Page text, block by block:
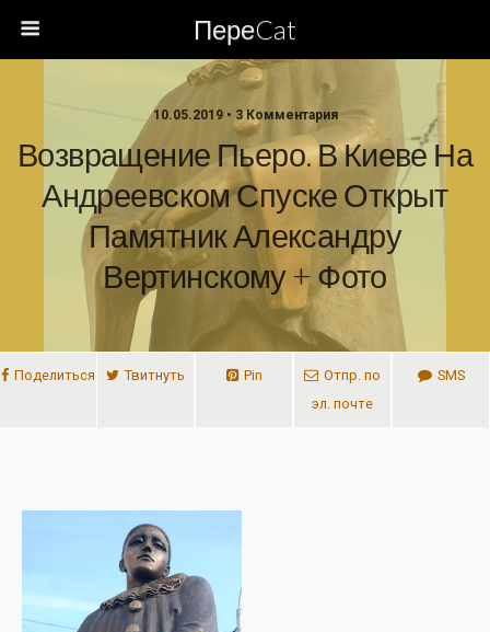
ПереCat
10.05.2019 • 3 Комментария
Возвращение Пьеро. В Киеве На
Андреевском Спуске Открыт
Памятник Александру
Вертинскому + Фото
Поделиться Твитнуть Pin
Отпр. по
эл. почте
SMS